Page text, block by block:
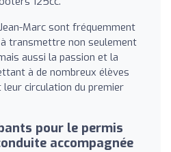
Marc sont fréquemment
transmettre non seulement
aussi la passion et la
à de nombreux élèves
circulation du premier
pour le permis
accompagnée